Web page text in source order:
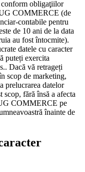
conform obligaţiilor
COMMERCE (de
contabile pentru
de 10 ani de la data
au fost întocmite).
datele cu caracter
puteți exercita
Dacă vă retrageți
scop de marketing,
datelor
scop, fără însă a afecta
COMMERCE pe
înainte de